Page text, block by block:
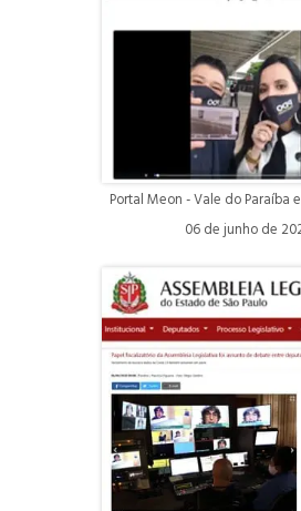
Portal Meon - Vale do Paraíba
06 de junho de